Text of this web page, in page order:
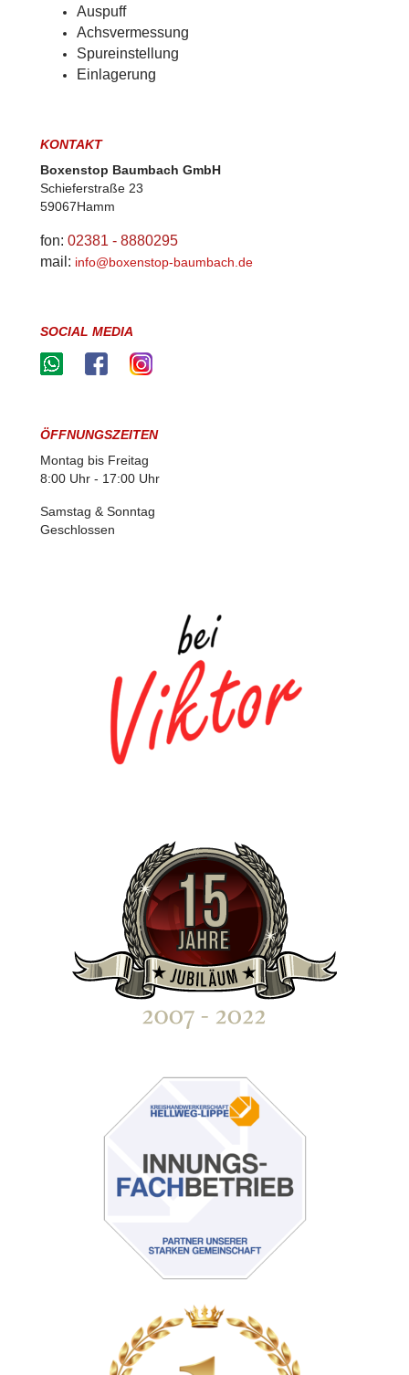
Auspuff
Achsvermessung
Spureinstellung
Einlagerung
KONTAKT
Boxenstop Baumbach GmbH
Schieferstraße 23
59067Hamm
fon: 02381 - 8880295
mail: info@boxenstop-baumbach.de
SOCIAL MEDIA
ÖFFNUNGSZEITEN
Montag bis Freitag
8:00 Uhr - 17:00 Uhr
Samstag & Sonntag
Geschlossen